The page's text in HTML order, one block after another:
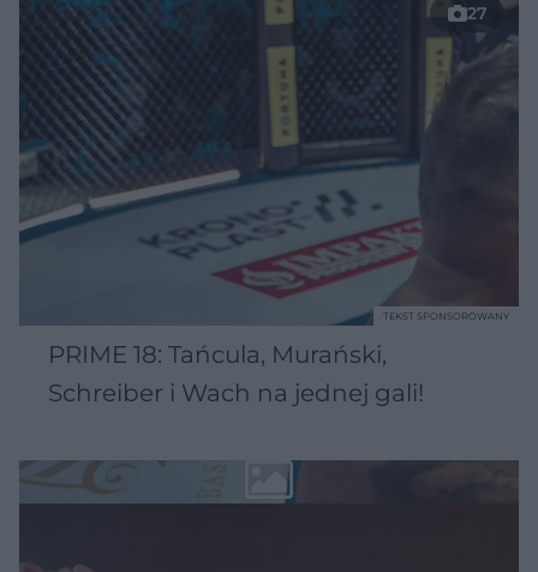
27
PRIME 18: Tańcula, Murański,
Schreiber i Wach na jednej gali!
TEKST SPONSOROWANY